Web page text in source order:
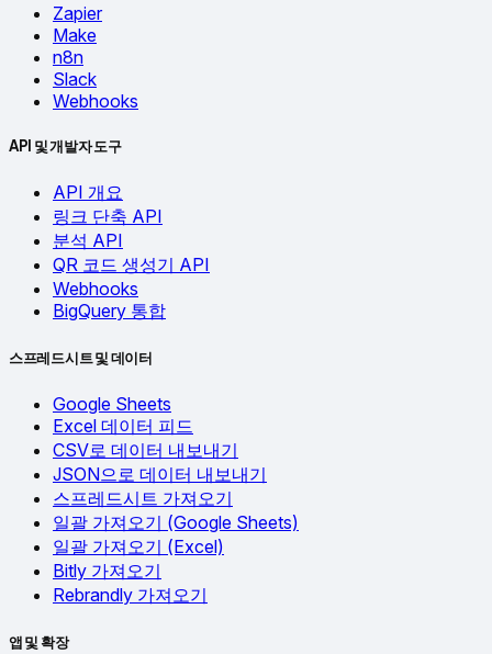
Zapier
Make
n8n
Slack
Webhooks
API 및 개발자 도구
API 개요
링크 단축 API
분석 API
QR 코드 생성기 API
Webhooks
BigQuery 통합
스프레드시트 및 데이터
Google Sheets
Excel 데이터 피드
CSV로 데이터 내보내기
JSON으로 데이터 내보내기
스프레드시트 가져오기
일괄 가져오기 (Google Sheets)
일괄 가져오기 (Excel)
Bitly 가져오기
Rebrandly 가져오기
앱 및 확장